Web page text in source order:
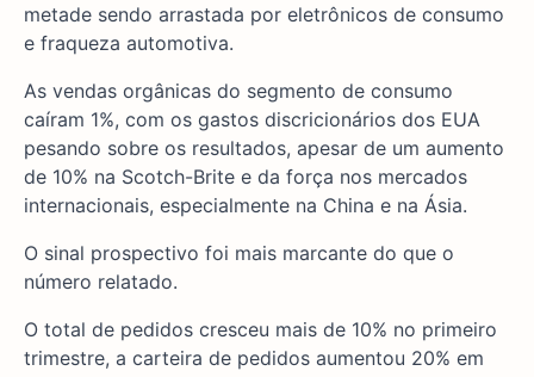
metade sendo arrastada por eletrônicos de consumo
e fraqueza automotiva.
As vendas orgânicas do segmento de consumo
caíram 1%, com os gastos discricionários dos EUA
pesando sobre os resultados, apesar de um aumento
de 10% na Scotch-Brite e da força nos mercados
internacionais, especialmente na China e na Ásia.
O sinal prospectivo foi mais marcante do que o
número relatado.
O total de pedidos cresceu mais de 10% no primeiro
trimestre, a carteira de pedidos aumentou 20% em